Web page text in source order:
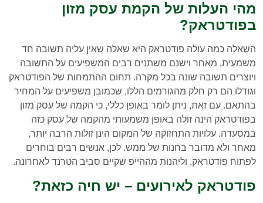
מהי העלות של הקמת עסק מזון
בפודטראק?
השאלה כמה עולה פודטראק היא שאלה שאין עליה תשובה חד
משמעית, מאחר וישנם משתנים רבים המשפיעים על התשובה
ויוצרים תשובה שונה בכל מקרה. תחום ההתמחות של הפודטראק
וגודלו הם רק חלק מהגורמים הללו, שכמובן משפיעים על המחיר
בהתאם. עם זאת, ניתן לומר באופן כללי, כי הקמה של עסק מזון
בפודטראק הינה זולה באופן משמעותי מהקמה של עסק כזה
במסעדה. עלויות התחזוקה של המקום הינן זולות הרבה יותר,
מאחר ולא מדובר בחנות של ממש. לכן, אנשים רבים בוחרים
לפתוח פודטראק, וליהנות מההייפ שקיים סביב הטרנד לאחרונה.
פודטראק לאירועים – יש חיה כזאת?